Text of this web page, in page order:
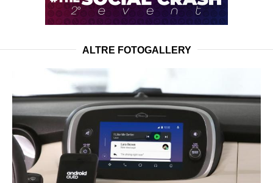
ALTRE FOTOGALLERY